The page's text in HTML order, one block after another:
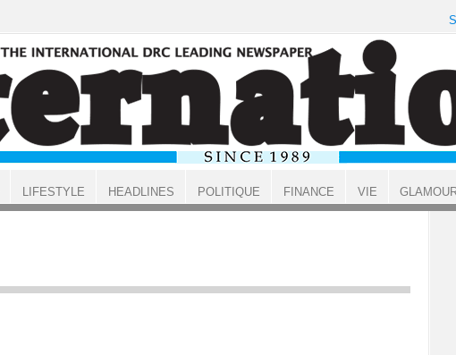
LIFESTYLE HEADLINES POLITIQUE FINANCE VIE